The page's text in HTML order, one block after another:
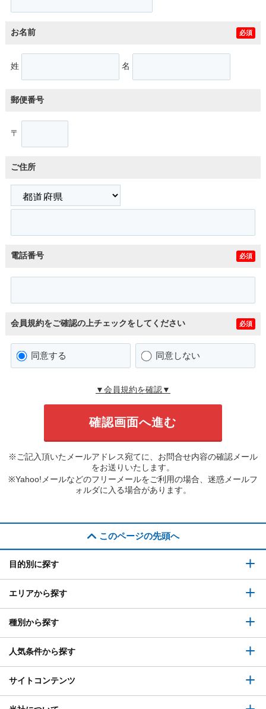
お名前 必須
姓 名
郵便番号
〒
ご住所
電話番号 必須
会員規約をご確認の上チェックをしてください 必須
同意する 同意しない
▼会員規約を確認▼
※ご記入頂いたメールアドレス宛てに、お問合せ内容の確認メール
をお送りいたします。
※Yahoo!メールなどのフリーメールをご利用の場合、迷惑メールフ
ォルダに入る場合があります。
このページの先頭へ
目的別に探す
エリアから探す
種別から探す
人気条件から探す
サイトコンテンツ